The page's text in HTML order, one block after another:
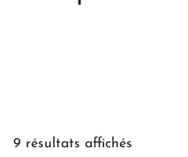
9 résultats affichés